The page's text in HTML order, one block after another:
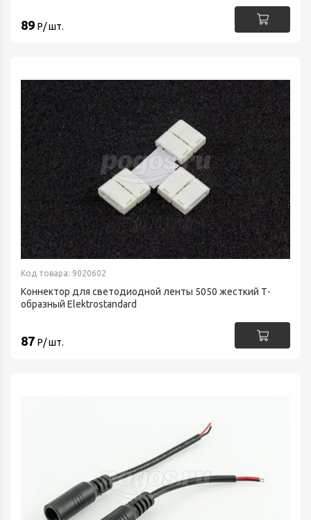
89 Р/ шт.
Код товара: 9020602
Коннектор для светодиодной ленты 5050 жесткий Т-
образный Elektrostandard
87 Р/ шт.